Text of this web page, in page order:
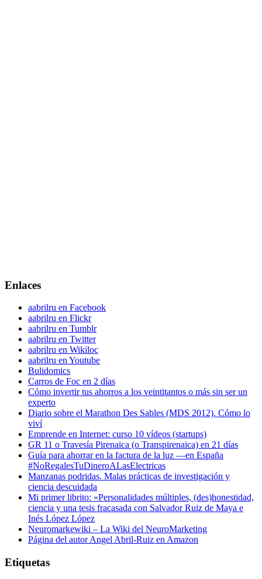
Enlaces
aabrilru en Facebook
aabrilru en Flickr
aabrilru en Tumblr
aabrilru en Twitter
aabrilru en Wikiloc
aabrilru en Youtube
Bulidomics
Carros de Foc en 2 días
Cómo invertir tus ahorros a los veintitantos o más sin ser un
experto
Diario sobre el Marathon Des Sables (MDS 2012). Cómo lo
viví
Emprende en Internet: curso 10 vídeos (startups)
GR 11 o Travesía Pirenaica (o Transpirenaica) en 21 días
Guía para ahorrar en la factura de la luz —en España
#NoRegalesTuDineroALasElectricas
Manzanas podridas. Malas prácticas de investigación y
ciencia descuidada
Mi primer librito: «Personalidades múltiples, (des)honestidad,
ciencia y una tesis fracasada con Salvador Ruiz de Maya e
Inés López López
Neuromarkewiki – La Wiki del NeuroMarketing
Página del autor Angel Abril-Ruiz en Amazon
Etiquetas